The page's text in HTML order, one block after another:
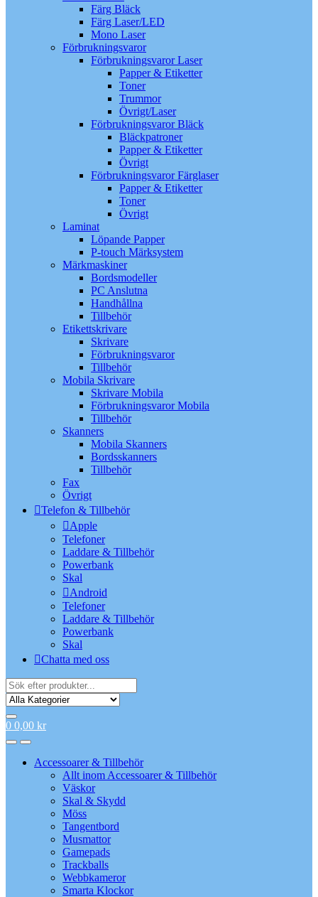
Färg Bläck
Färg Laser/LED
Mono Laser
Förbrukningsvaror
Förbrukningsvaror Laser
Papper & Etiketter
Toner
Trummor
Övrigt/Laser
Förbrukningsvaror Bläck
Bläckpatroner
Papper & Etiketter
Övrigt
Förbrukningsvaror Färglaser
Papper & Etiketter
Toner
Övrigt
Laminat
Löpande Papper
P-touch Märksystem
Märkmaskiner
Bordsmodeller
PC Anslutna
Handhållna
Tillbehör
Etikettskrivare
Skrivare
Förbrukningsvaror
Tillbehör
Mobila Skrivare
Skrivare Mobila
Förbrukningsvaror Mobila
Tillbehör
Skanners
Mobila Skanners
Bordsskanners
Tillbehör
Fax
Övrigt
Telefon & Tillbehör
Apple
Telefoner
Laddare & Tillbehör
Powerbank
Skal
Android
Telefoner
Laddare & Tillbehör
Powerbank
Skal
Chatta med oss
Search
for:
0 0,00 kr
Accessoarer & Tillbehör
Allt inom Accessoarer & Tillbehör
Väskor
Skal & Skydd
Möss
Tangentbord
Musmattor
Gamepads
Trackballs
Webbkameror
Smarta Klockor